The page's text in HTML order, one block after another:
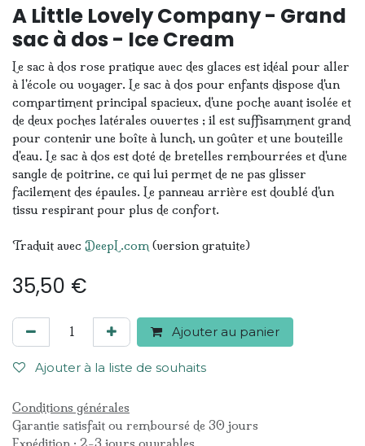
A Little Lovely Company - Grand
sac à dos - Ice Cream
Le sac à dos rose pratique avec des glaces est idéal pour aller
à l'école ou voyager. Le sac à dos pour enfants dispose d'un
compartiment principal spacieux, d'une poche avant isolée et
de deux poches latérales ouvertes ; il est suffisamment grand
pour contenir une boîte à lunch, un goûter et une bouteille
d'eau. Le sac à dos est doté de bretelles rembourrées et d'une
sangle de poitrine, ce qui lui permet de ne pas glisser
facilement des épaules. Le panneau arrière est doublé d'un
tissu respirant pour plus de confort.
Traduit avec DeepL.com (version gratuite)
35,50 €
Ajouter au panier
Ajouter à la liste de souhaits
Conditions générales
Garantie satisfait ou remboursé de 30 jours
Expédition : 2-3 jours ouvrables